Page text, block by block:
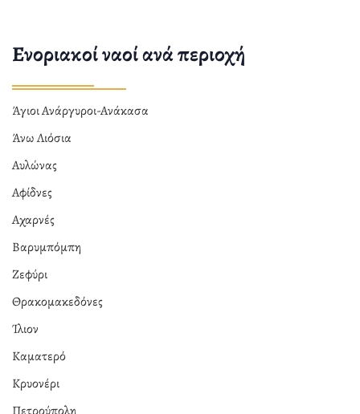
Ενοριακοί ναοί ανά περιοχή
Άγιοι Ανάργυροι-Ανάκασα
Άνω Λιόσια
Αυλώνας
Αφίδνες
Αχαρνές
Βαρυμπόμπη
Ζεφύρι
Θρακομακεδόνες
Ίλιον
Καματερό
Κρυονέρι